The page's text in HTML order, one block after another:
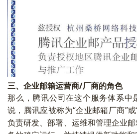
三、企业邮箱运营商/厂商的角色
那么，腾讯公司在这个服务体系中
说，腾讯应被称为“企业邮箱厂商”
负责研发、部署、运维和管理企业